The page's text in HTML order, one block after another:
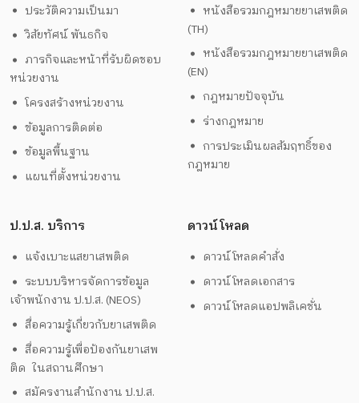
ประวัติความเป็นมา
วิสัยทัศน์ พันธกิจ
ภารกิจและหน้าที่รับผิดชอบ
หน่วยงาน
โครงสร้างหน่วยงาน
ข้อมูลการติดต่อ
ข้อมูลพื้นฐาน
แผนที่ตั้งหน่วยงาน
หนังสือรวมกฎหมายยาเสพติด
(TH)
หนังสือรวมกฎหมายยาเสพติด
(EN)
กฎหมายปัจจุบัน
ร่างกฎหมาย
การประเมินผลสัมฤทธิ์ของ
กฎหมาย
ป.ป.ส. บริการ
แจ้งเบาะแสยาเสพติด
ระบบบริหารจัดการข้อมูล
เจ้าพนักงาน ป.ป.ส. (NEOS)
สื่อความรู้เกี่ยวกับยาเสพติด
สื่อความรู้เพื่อป้องกันยาเสพ
ติด ในสถานศึกษา
สมัครงานสำนักงาน ป.ป.ส.
ดาวน์โหลด
ดาวน์โหลดคำสั่ง
ดาวน์โหลดเอกสาร
ดาวน์โหลดแอปพลิเคชั่น